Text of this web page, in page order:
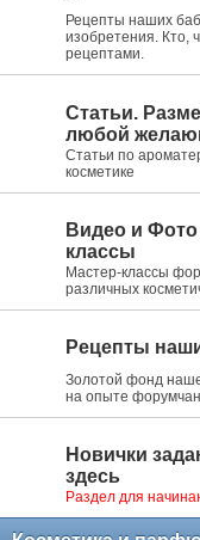
Рецепты наших
изобретения. Кто,
рецептами.
Статьи.
любой
Статьи по
косметике
Видео и Фото
классы
Мастер-классы
различных
Рецепты
Золотой фонд
на опыте
Новички
здесь
Раздел для